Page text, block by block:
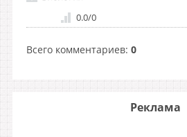
0.0/0
Всего комментариев: 0
Реклама